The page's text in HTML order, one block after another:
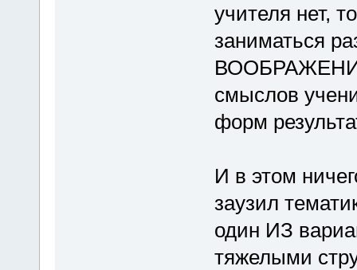
учителя нет,
заниматься
смыслов
форм
И в этом
заузил
один ИЗ
тяжелыми